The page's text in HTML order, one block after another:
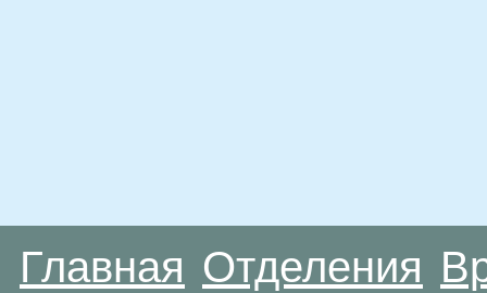
Главная Отделения